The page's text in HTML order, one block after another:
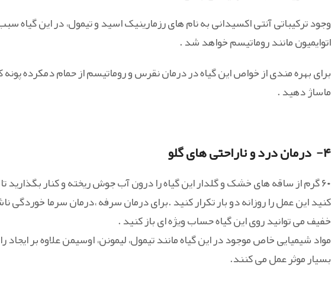
وجود ترکیباتی آنتی اکسیدانی به نام های رزمارینیک اسید و تیمول، در این گیاه
اتوایمیون مانند روماتیسم خواهد شد .
برای بهره مندی از خواص این گیاه در درمان نقرس و روماتیسم از حمام دمکرده
ماساژ دهید .
۴- درمان درد و ناراحتی های گلو
۶۰ گرم از ساقه های خشک و گلدار این گیاه را درون آب جوش ریخته و کنار
کنید این عمل را روزانه دو بار تکرار کنید .برای درمان سرفه ،درمان سرما
خفیف می توانید روی این گیاه حساب ویژه ای باز کنید .
مواد شیمیایی خاص موجود در این گیاه مانند تیمول، لیمونن، اوسیمن علاوه بر
بسیار موثر عمل می کنند.